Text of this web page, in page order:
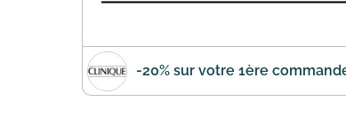
-20% sur votre 1ère